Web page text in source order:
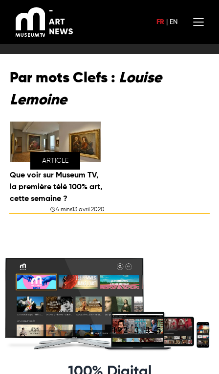
contenu
FR EN
Par mots Clefs : Louise
Lemoine
ARTICLE
Que voir sur Museum TV,
la première télé 100% art,
cette semaine ?
4 mins13 avril 2020